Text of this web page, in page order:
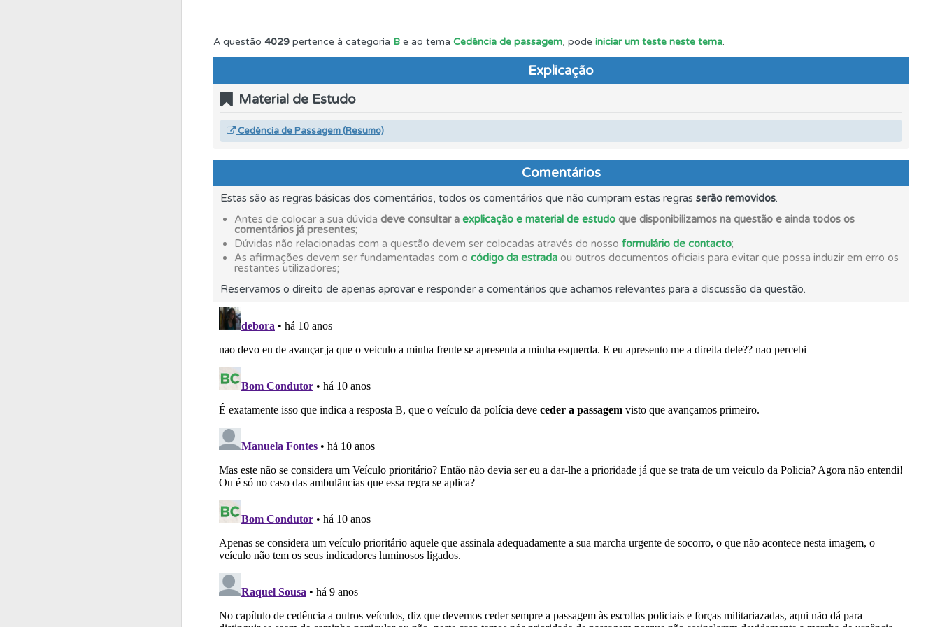
As questões que usamos estão atualizadas e são as mesmas do exame oficial.
Testemunhos Veja os testemunhos dos nossos utilizadores e deixe o seu!
Consulte a biblioteca para tirar dúvidas e ver resumos do código.
Testes O teste "Difícil" apresenta-lhe as questões mais falhadas na plataforma.
Testes O teste "Novas" apresenta-lhe questões a que ainda não respondeu.
Ajuda
Questões Consulte os comentários da questão quando tem dúvidas.
Perfil Saiba no seu perfil se já está preparado para ir a exame.
A questão 4029 pertence à categoria B e ao tema Cedência de passagem, pode iniciar um teste neste tema.
Explicação
Material de Estudo
Cedência de Passagem (Resumo)
Comentários
Estas são as regras básicas dos comentários, todos os comentários que não cumpram estas regras serão removidos.
Antes de colocar a sua dúvida deve consultar a explicação e material de estudo que disponibilizamos na questão e ainda todos os
comentários já presentes;
Dúvidas não relacionadas com a questão devem ser colocadas através do nosso formulário de contacto;
As afirmações devem ser fundamentadas com o código da estrada ou outros documentos oficiais para evitar que possa induzir em erro os
restantes utilizadores;
Reservamos o direito de apenas aprovar e responder a comentários que achamos relevantes para a discussão da questão.